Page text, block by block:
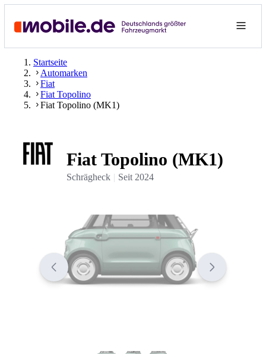
Startseite
Automarken
Fiat
Fiat Topolino
Fiat Topolino (MK1)
Fiat Topolino (MK1)
Schrägheck Seit 2024